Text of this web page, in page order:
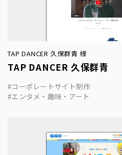
TAP DANCER 久保群青 様
TAP DANCER 久保群青
コーポレートサイト制作
エンタメ・趣味・アート